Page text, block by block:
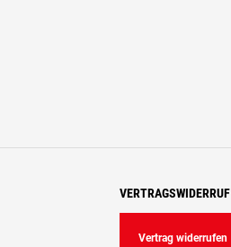
VERTRAGSWIDERRUF
Vertrag widerrufen